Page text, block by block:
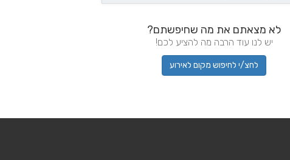
לא מצאתם את מה שחיפשתם?
יש לנו עוד הרבה מה להציע לכם!
לחצ/י לחיפוש מקום לאירוע